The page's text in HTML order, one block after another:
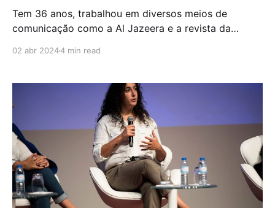
Tem 36 anos, trabalhou em diversos meios de
comunicação como a Al Jazeera e a revista da
especial. Patrícia Cardoso optou pela interrupção
voluntária da gravidez (IVG) e
02 abr 20244 min read